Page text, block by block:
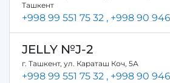
Ташкент
+998 99 551 75 32 , +998 90
JELLY №J-2
г. Ташкент, ул. Караташ Коч, 5А
+998 99 551 75 32 , +998 90